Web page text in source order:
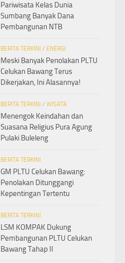
Pariwisata Kelas Dunia
Sumbang Banyak Dana
Pembangunan NTB
BERITA TERKINI / ENERGI
Meski Banyak Penolakan PLTU
Celukan Bawang Terus
Dikerjakan, Ini Alasannya!
BERITA TERKINI / WISATA
Menengok Keindahan dan
Suasana Religius Pura Agung
Pulaki Buleleng
BERITA TERKINI
GM PLTU Celukan Bawang:
Penolakan Ditunggangi
Kepentingan Tertentu
BERITA TERKINI
LSM KOMPAK Dukung
Pembangunan PLTU Celukan
Bawang Tahap II